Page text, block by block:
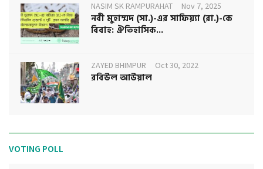
NASIM SK RAMPURAHAT Nov 7, 2025
নবী মুহাম্মদ (সা.)-এর সাফিয়্যা (রা.)-কে
বিবাহ: ঐতিহাসিক...
ZAYED BHIMPUR Oct 30, 2022
রবিউল আউয়াল
VOTING POLL